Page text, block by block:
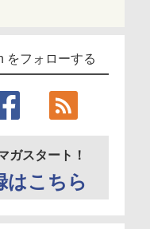
をフォローする
ガスタート！
はこちら